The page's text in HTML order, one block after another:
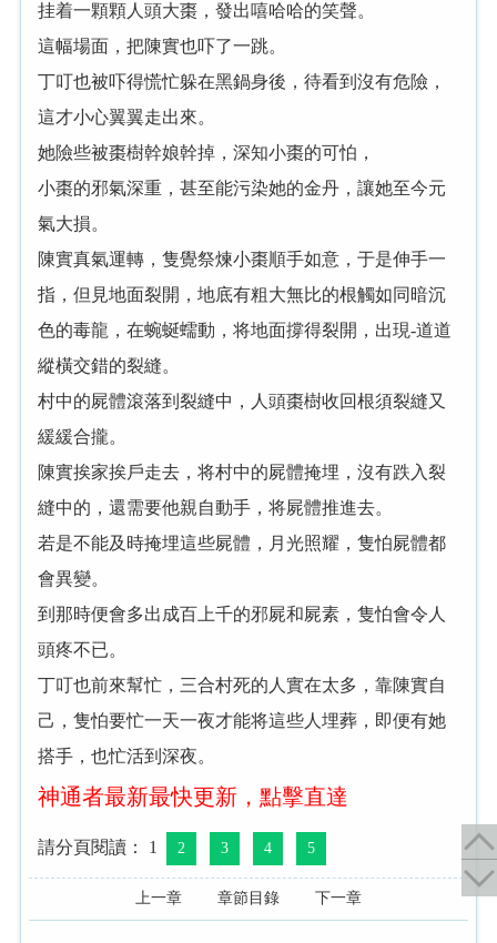
挂着一顆顆人頭大棗，發出嘻哈哈的笑聲。
這幅場面，把陳實也吓了一跳。
丁叮也被吓得慌忙躲在黑鍋身後，待看到沒有危險，
這才小心翼翼走出來。
她險些被棗樹幹娘幹掉，深知小棗的可怕，
小棗的邪氣深重，甚至能污染她的金丹，讓她至今元
氣大損。
陳實真氣運轉，隻覺祭煉小棗順手如意，于是伸手一
指，但見地面裂開，地底有粗大無比的根觸如同暗沉
色的毒龍，在蜿蜒蠕動，将地面撐得裂開，出現-道道
縱橫交錯的裂縫。
村中的屍體滾落到裂縫中，人頭棗樹收回根須裂縫又
緩緩合攏。
陳實挨家挨戶走去，将村中的屍體掩埋，沒有跌入裂
縫中的，還需要他親自動手，将屍體推進去。
若是不能及時掩埋這些屍體，月光照耀，隻怕屍體都
會異變。
到那時便會多出成百上千的邪屍和屍素，隻怕會令人
頭疼不已。
丁叮也前來幫忙，三合村死的人實在太多，靠陳實自
己，隻怕要忙一天一夜才能将這些人埋葬，即便有她
搭手，也忙活到深夜。
神通者最新最快更新，點擊直達
請分頁閱讀： 1 2 3 4 5
上一章 章節目錄 下一章